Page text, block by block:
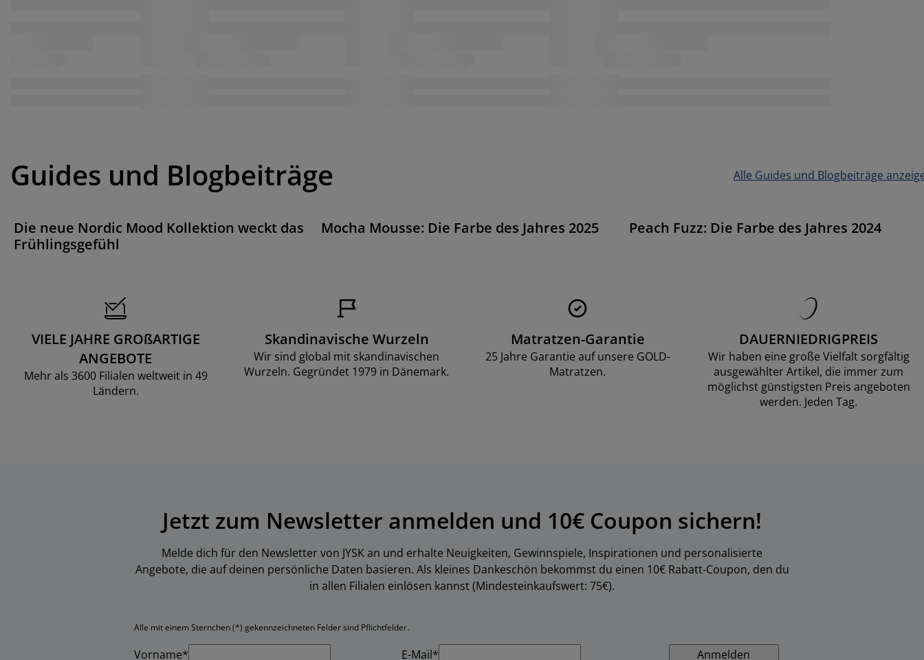
Guides und Blogbeiträge Alle Guides und Blogbeiträge
Die neue Nordic Mood Kollektion weckt das
Frühlingsgefühl
Mocha Mousse: Die Farbe des Jahres 2025 Peach Fuzz: Die Farbe des Jahres 2024
VIELE JAHRE GROßARTIGE
ANGEBOTE
Mehr als 3600 Filialen weltweit in 49
Ländern.
Skandinavische Wurzeln
Wir sind global mit skandinavischen
Wurzeln. Gegründet 1979 in Dänemark.
Matratzen-Garantie
25 Jahre Garantie auf unsere GOLD-
Matratzen.
DAUERNIEDRIGPREIS
Wir haben eine große Vielfalt sorgfältig
ausgewählter Artikel, die immer zum
möglichst günstigsten Preis angeboten
werden. Jeden Tag.
Jetzt zum Newsletter anmelden und 10€ Coupon sichern!
Melde dich für den Newsletter von JYSK an und erhalte Neuigkeiten, Gewinnspiele, Inspirationen und personalisierte
Angebote, die auf deinen persönliche Daten basieren. Als kleines Dankeschön bekommst du einen 10€ Rabatt-Coupon, den du
in allen Filialen einlösen kannst (Mindesteinkaufswert: 75€).
Alle mit einem Sternchen (*) gekennzeichneten Felder sind Pflichtfelder.
Vorname* E-Mail* Anmelden